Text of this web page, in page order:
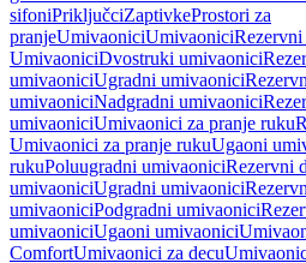
sifoniPriključciZaptivkeProstori za
pranjeUmivaoniciUmivaonici
UmivaoniciDvostruki umivaonici
umivaoniciUgradni umivaonici
umivaoniciNadgradni umivaonici
umivaoniciUmivaonici za pranje ruku
Umivaonici za pranje rukuUgaoni
rukuPoluugradni umivaoniciRezervni
umivaoniciUgradni umivaonici
umivaoniciPodgradni umivaonici
umivaoniciUgaoni umivaonici
ComfortUmivaonici za decu